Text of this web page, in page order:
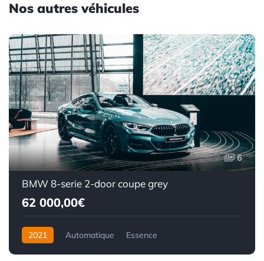
Nos autres véhicules
6
BMW 8-serie 2-door coupe grey
62 000,00€
2021 Automatique
Essence